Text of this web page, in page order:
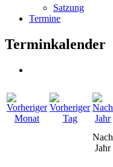
Satzung
Termine
Terminkalender
Nach
Jahr